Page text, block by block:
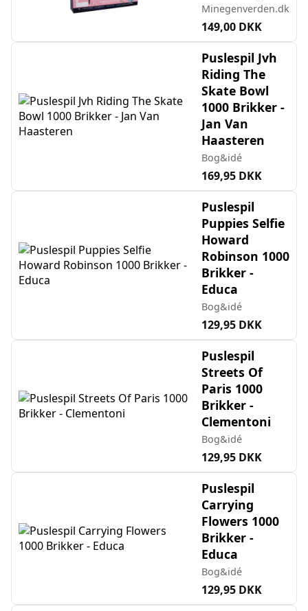
Minegenverden.dk
149,00 DKK
Puslespil Jvh
Riding The
Skate Bowl
1000 Brikker -
Jan Van
Haasteren
Bog&idé
169,95 DKK
Puslespil
Puppies Selfie
Howard
Robinson 1000
Brikker -
Educa
Bog&idé
129,95 DKK
Puslespil
Streets Of
Paris 1000
Brikker -
Clementoni
Bog&idé
129,95 DKK
Puslespil
Carrying
Flowers 1000
Brikker -
Educa
Bog&idé
129,95 DKK